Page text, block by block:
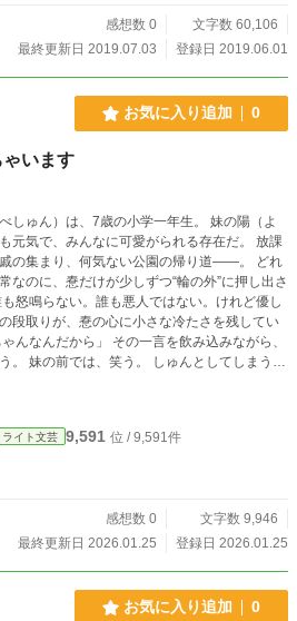
感想数 0
文字数 60,106
最終更新日 2019.07.03
登録日 2019.06.01
お気に入り追加 0
います
しゅん）は、7歳の小学一年生。 妹の陽（よ
元気で、みんなに可愛がられる存在だ。 放課
の集まり、何気ない公園の帰り道――。 どれ
なのに、惷だけが少しずつ“輪の外”に押し出さ
怒鳴らない。誰も悪人ではない。けれど優し
段取りが、惷の心に小さな冷たさを残してい
。 妹の前では、笑う。 しゅんとしてしまう気
ない場所へしまって――。 これは、静か
ゅん”が積み重なっていく、ほろ苦い物語。
ライト文芸 9,591 位 / 9,591件
感想数 0
文字数 9,946
最終更新日 2026.01.25
登録日 2026.01.25
お気に入り追加 0